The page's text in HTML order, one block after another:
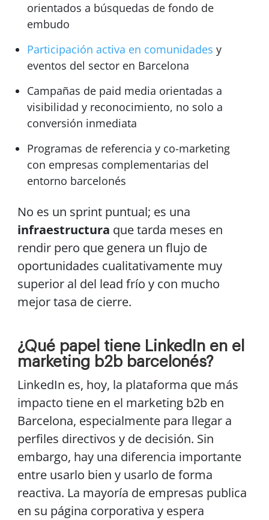
orientados a búsquedas de fondo de
embudo
Participación activa en comunidades y
eventos del sector en Barcelona
Campañas de paid media orientadas a
visibilidad y reconocimiento, no solo a
conversión inmediata
Programas de referencia y co-marketing
con empresas complementarias del
entorno barcelonés
No es un sprint puntual; es una
infraestructura que tarda meses en
rendir pero que genera un flujo de
oportunidades cualitativamente muy
superior al del lead frío y con mucho
mejor tasa de cierre.
¿Qué papel tiene LinkedIn en el
marketing b2b barcelonés?
LinkedIn es, hoy, la plataforma que más
impacto tiene en el marketing b2b en
Barcelona, especialmente para llegar a
perfiles directivos y de decisión. Sin
embargo, hay una diferencia importante
entre usarlo bien y usarlo de forma
reactiva. La mayoría de empresas publica
en su página corporativa y espera